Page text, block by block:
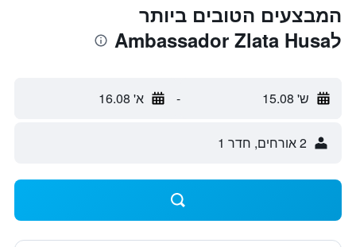
המבצעים הטובים ביותר
לAmbassador Zlata Husa
ש' 15.08 - א' 16.08
2 אורחים, חדר 1